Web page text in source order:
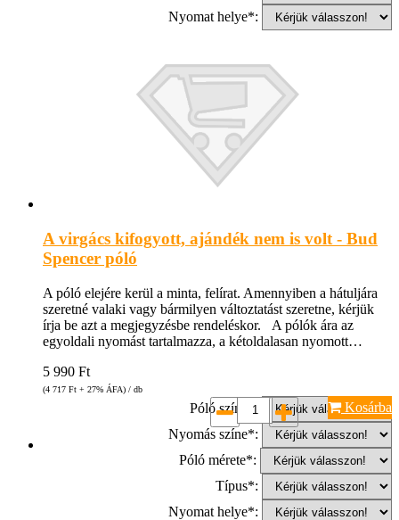
Nyomat helye*:
A virgács kifogyott, ajándék nem is volt - Bud
Spencer póló
A póló elejére kerül a minta, felírat. Amennyiben a hátuljára
szeretné valaki vagy bármilyen változtatást szeretne, kérjük
írja be azt a megjegyzésbe rendeléskor. A pólók ára az
egyoldali nyomást tartalmazza, a kétoldalasan nyomott…
5 990 Ft
(4 717 Ft + 27% ÁFA) / db
Póló színe*:
Nyomás színe*:
Póló mérete*:
Típus*:
Nyomat helye*:
Kosárba